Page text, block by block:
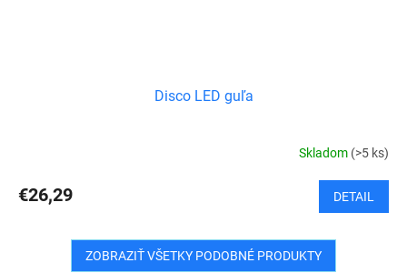
Disco LED guľa
Skladom (>5 ks)
€26,29 DETAIL
ZOBRAZIŤ VŠETKY PODOBNÉ PRODUKTY